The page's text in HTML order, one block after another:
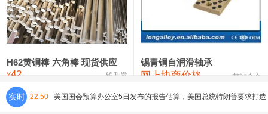
铸造铝合金锭(ZLD104) 24,100—24,300 24,200
压铸锌合金锭 26,250—26,450
氯化镍 38,300—40,300 39,300 0
H62黄铜棒 六角棒 现货供应
¥42 锦升发
锡青铜自润滑轴承
网上协商价格 芜湖合金
实时 22:50 美国国会预算办公室5日发布的报告估算，美国总统特朗普要求打造